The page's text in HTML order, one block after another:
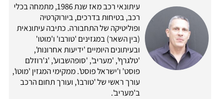
עיתונאי רכב מאז שנת 1986, מתמחה בכלי
רכב, בטיחות בדרכים, ביורוקרטיה
ופוליטיקה של התחבורה. כתיבה עיתונאית
(בין השאר) במגזינים 'טורבו' ו'מוטו'
ובעיתונים היומיים 'ידיעות אחרונות',
'טלגרף', 'מעריב', 'סופהשבוע', 'ג'רוזלם
פוסט' ו'ישראל פוסט'. ממקימי המגזין 'מוטו',
עורך ראשי של 'טורבו', ועורך תחום הרכב
ב'מעריב'.